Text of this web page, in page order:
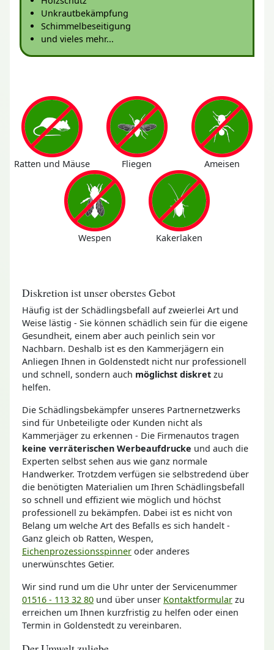
Unkrautbekämpfung
Schimmelbeseitigung
und vieles mehr...
Ratten und Mäuse Fliegen Ameisen
Wespen Kakerlaken
Diskretion ist unser oberstes Gebot
Häufig ist der Schädlingsbefall auf zweierlei Art und
Weise lästig - Sie können schädlich sein für die eigene
Gesundheit, einem aber auch peinlich sein vor
Nachbarn. Deshalb ist es den Kammerjägern ein
Anliegen Ihnen in Goldenstedt nicht nur professionell
und schnell, sondern auch möglichst diskret zu
helfen.
Die Schädlingsbekämpfer unseres Partnernetzwerks
sind für Unbeteiligte oder Kunden nicht als
Kammerjäger zu erkennen - Die Firmenautos tragen
keine verräterischen Werbeaufdrucke und auch die
Experten selbst sehen aus wie ganz normale
Handwerker. Trotzdem verfügen sie selbstredend über
die benötigten Materialien um Ihren Schädlingsbefall
so schnell und effizient wie möglich und höchst
professionell zu bekämpfen. Dabei ist es nicht von
Belang um welche Art des Befalls es sich handelt -
Ganz gleich ob Ratten, Wespen,
Eichenprozessionsspinner oder anderes
unerwünschtes Getier.
Wir sind rund um die Uhr unter der Servicenummer
01516 - 113 32 80 und über unser Kontaktformular zu
erreichen um Ihnen kurzfristig zu helfen oder einen
Termin in Goldenstedt zu vereinbaren.